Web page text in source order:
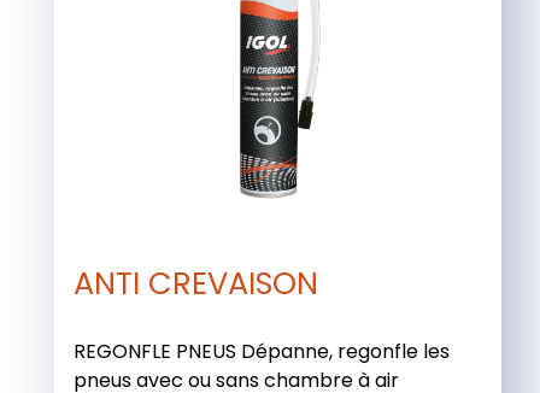
ANTI CREVAISON
REGONFLE PNEUS Dépanne, regonfle les
pneus avec ou sans chambre à air